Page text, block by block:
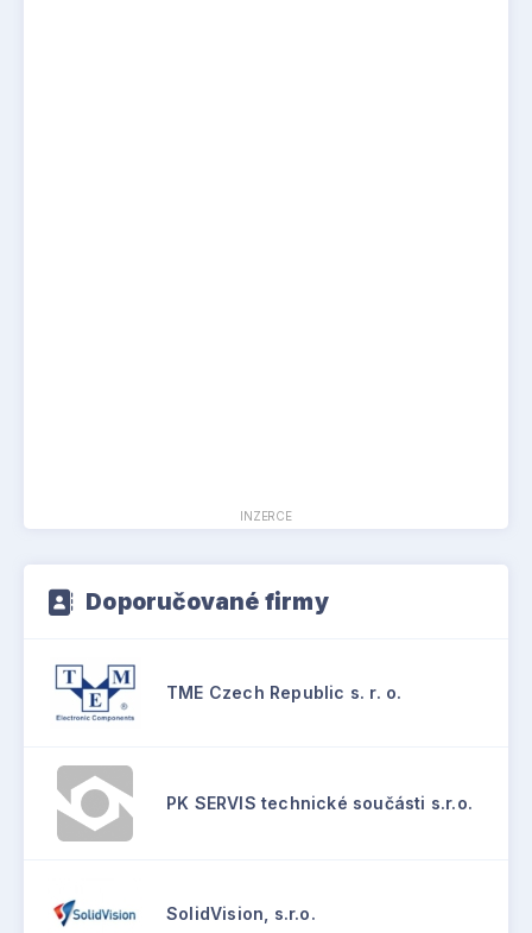
INZERCE
Doporučované firmy
TME Czech Republic s. r. o.
PK SERVIS technické součásti s.r.o.
SolidVision, s.r.o.